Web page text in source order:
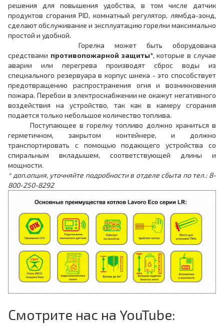
решения для повышения удобства, в том числе датчик
продуктов сгорания PID, комнатный регулятор, лямбда-зонд,
сделают обслуживание и эксплуатацию горелки максимально
простой и удобной.
Горелка может быть оборудована
средствами противопожарной защиты*, которые в случае
аварии или перегрева производят сброс воды из
специального резервуара в корпус шнека - это способствует
предотвращению распространения огня и возникновения
пожара. Перебои в электроснабжении не окажут негативного
воздействия на устройство, так как в камеру сгорания
подается только небольшое количество топлива.
Поступающее в горелку топливо должно храниться в
герметичном, закрытом контейнере, и должно
транспортировать с помощью подающего устройства со
спиральным вкладышем, соответствующей длины и
мощности.
* доп.опция, уточняйте подробности в отделе сбыта по тел.: 8-
800-250-8292
Смотрите нас на YouTube: